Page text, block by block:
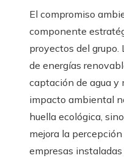
El compromiso
componente
proyectos del grupo.
de energías
captación de agua y
impacto ambiental
huella ecológica,
mejora la
empresas